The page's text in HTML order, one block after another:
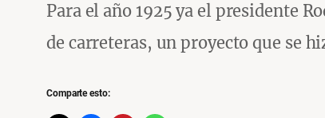
Para el año 1925 ya el presidente
de carreteras, un proyecto que se
Comparte esto: